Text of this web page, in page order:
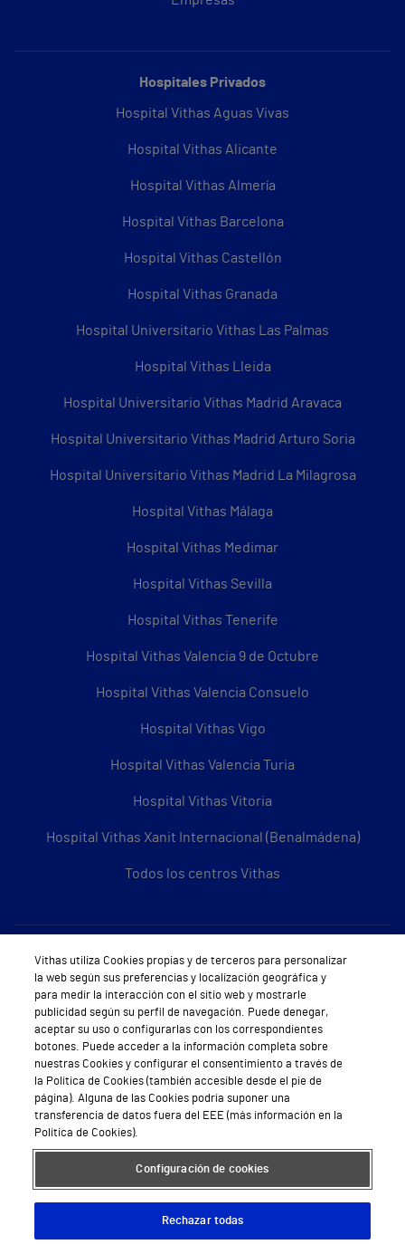
Hospitales Privados
Hospital Vithas Aguas Vivas
Hospital Vithas Alicante
Hospital Vithas Almería
Hospital Vithas Barcelona
Hospital Vithas Castellón
Hospital Vithas Granada
Hospital Universitario Vithas Las Palmas
Hospital Vithas Lleida
Hospital Universitario Vithas Madrid Aravaca
Hospital Universitario Vithas Madrid Arturo Soria
Hospital Universitario Vithas Madrid La Milagrosa
Hospital Vithas Málaga
Hospital Vithas Medimar
Hospital Vithas Sevilla
Hospital Vithas Tenerife
Hospital Vithas Valencia 9 de Octubre
Hospital Vithas Valencia Consuelo
Hospital Vithas Vigo
Hospital Vithas Valencia Turia
Hospital Vithas Vitoria
Hospital Vithas Xanit Internacional (Benalmádena)
Todos los centros Vithas
Sobre Vithas
Quiénes somos
Trabajar en Vithas
Teléfono Cita Médica
Teléfono Atención al Cliente
Política de seguridad y salud en el trabajo
Conoce a Supervita
Aviso Legal Política de cookies Política de privacidad Mapa web Protección de datos
Vithas utiliza Cookies propias y de terceros para personalizar
la web según sus preferencias y localización geográfica y
para medir la interacción con el sitio web y mostrarle
publicidad según su perfil de navegación. Puede denegar,
aceptar su uso o configurarlas con los correspondientes
botones. Puede acceder a la información completa sobre
nuestras Cookies y configurar el consentimiento a través de
la Política de Cookies (también accesible desde el pie de
página). Alguna de las Cookies podría suponer una
transferencia de datos fuera del EEE (más información en la
Política de Cookies).
Configuración de cookies
Rechazar todas